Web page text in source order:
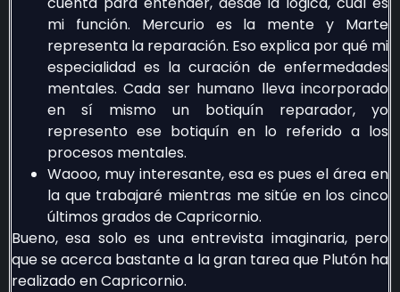
mi función. Mercurio es la mente y Marte
representa la reparación. Eso explica por qué mi
especialidad es la curación de enfermedades
mentales. Cada ser humano lleva incorporado
en sí mismo un botiquín reparador, yo
represento ese botiquín en lo referido a los
procesos mentales.
Waooo, muy interesante, esa es pues el área en
la que trabajaré mientras me sitúe en los cinco
últimos grados de Capricornio.
Bueno, esa solo es una entrevista imaginaria, pero
que se acerca bastante a la gran tarea que Plutón ha
realizado en Capricornio.